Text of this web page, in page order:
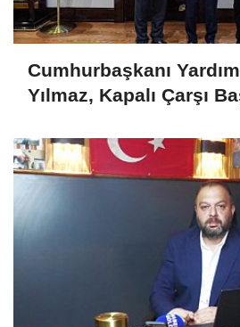
Cumhurbaşkanı
Yılmaz, Kapalı Çarşı